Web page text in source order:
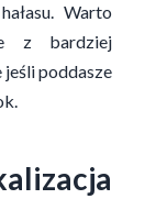
Warto
z bardziej
jeśli poddasze